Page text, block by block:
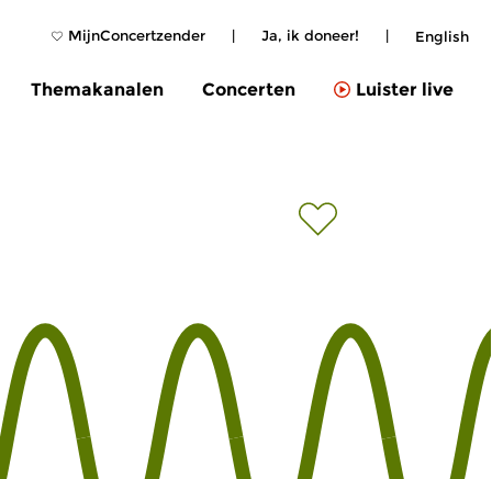
MijnConcertzender | Ja, ik doneer! | English
Themakanalen Concerten Luister live